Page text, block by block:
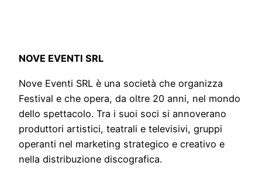
NOVE EVENTI SRL
Nove Eventi SRL è una società che organizza
Festival e che opera, da oltre 20 anni, nel mondo
dello spettacolo. Tra i suoi soci si annoverano
produttori artistici, teatrali e televisivi, gruppi
operanti nel marketing strategico e creativo e
nella distribuzione discografica.